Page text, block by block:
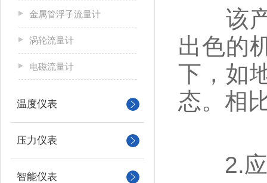
金属管浮子流量计
涡轮流量计
电磁流量计
温度仪表
压力仪表
智能仪表
该产
出色的
下，如
态。相
2.应